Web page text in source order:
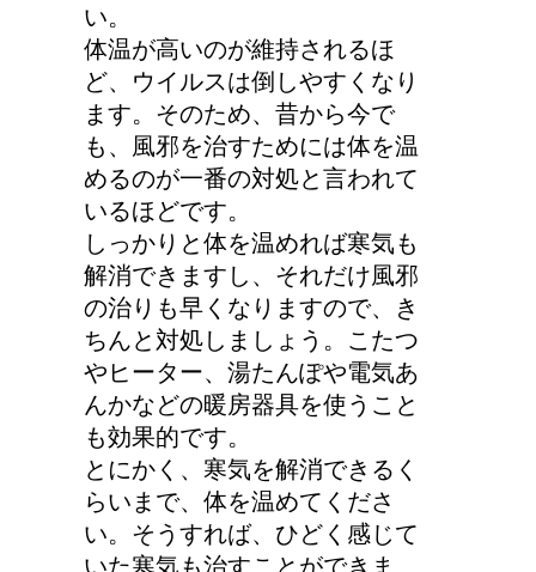
車に子供を3人乗せる場
合は普通車？もしくはワ
ゴン？
トマトの収穫、なぜ実が
割れるのか？
手の関節にできた水泡、
考えられる病気は？
い。
体温が高いのが維持されるほ
ど、ウイルスは倒しやすくなり
ます。そのため、昔から今で
も、風邪を治すためには体を温
めるのが一番の対処と言われて
いるほどです。
しっかりと体を温めれば寒気も
解消できますし、それだけ風邪
の治りも早くなりますので、き
ちんと対処しましょう。こたつ
やヒーター、湯たんぽや電気あ
んかなどの暖房器具を使うこと
も効果的です。
とにかく、寒気を解消できるく
らいまで、体を温めてくださ
い。そうすれば、ひどく感じて
いた寒気も治すことができま